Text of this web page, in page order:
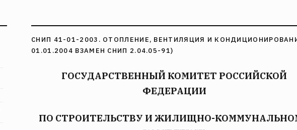
СНИП 41-01-2003. ОТОПЛЕНИЕ, ВЕНТИЛЯЦИЯ И
01.01.2004 ВЗАМЕН СНИП 2.04.05-91)
ГОСУДАРСТВЕННЫЙ КОМИТЕТ РОССИЙСКОЙ
ФЕДЕРАЦИИ
ПО СТРОИТЕЛЬСТВУ И ЖИЛИЩНО-